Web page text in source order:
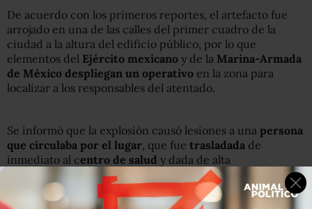
De acuerdo con los primeros reportes, el artefacto fue
arrojado en una de las calles del primer cuadro de la
ciudad a la altura del edificio público, por lo que
elementos del Ejército mexicano y de la Marina-Armada
de México despliegan un operativo en la zona para
localizar a los responsables del atentado.
Se informó que la explosión causó lesiones a una persona
que circulaba por el lugar, que fue trasladada de
inmediato al centro de salud y dada de alta
posteriormente porque
las heridas fueron leves.